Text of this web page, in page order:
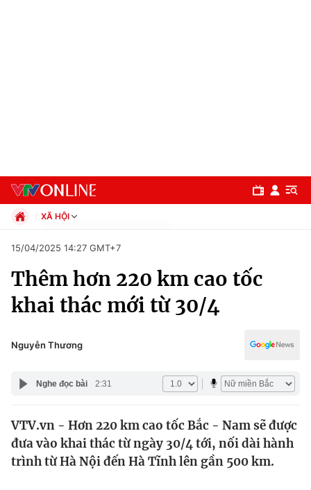
Chuyên mục
Chính trị
Xã hội
Y tế
XÃ HỘI
Xã hội
Pháp luật
Thể thao
Văn hóa - Giải trí
Đời sống
Giáo dục
15/04/2025 14:27 GMT+7
Thêm hơn 220 km cao tốc
khai thác mới từ 30/4
Nguyễn Thương
Nghe đọc bài 2:31
VTV.vn - Hơn 220 km cao tốc Bắc - Nam sẽ được
đưa vào khai thác từ ngày 30/4 tới, nối dài hành
trình từ Hà Nội đến Hà Tĩnh lên gần 500 km.